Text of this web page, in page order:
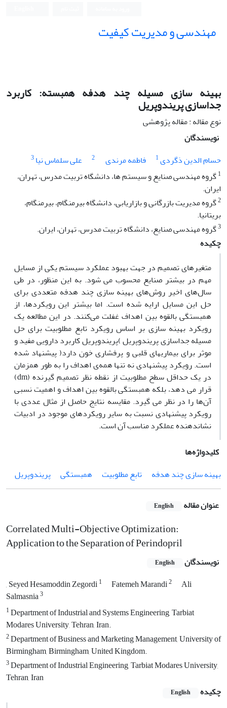
مهندسی و مدیریت کیفیت
بهینه سازی مسیله چند هدفه همبسته: کاربرد
جداسازی پریندوپریل
نوع مقاله : مقاله پژوهشی
نویسندگان
حسام الدین ذگردی1 فاطمه مرندی 2 علی سلماس نیا3
1گروه مهندسی صنایع و سیستم ها، دانشگاه تربیت مدرس، تهران،
ایران.
2گروه مدیریت بازرگانی و بازاریابی، دانشگاه بیرمنگام، بیرمنگام،
بریتانیا.
3گروه مهندسی صنایع، دانشگاه تربیت مدرس، تهران، ایران.
چکیده
متغیرهای تصمیم در جهت بهبود عملکرد سیستم یکی از مسایل
مهم در بیشتر صنایع محسوب می شود. به این منظور، در طی
سال‌های اخیر روش‌های بهینه سازی چند هدفه متعددی برای
حل این مسایل ارایه شده است. اما بیشتر این رویکردها، از
همبستگی بالقوه بین اهداف غفلت می‌کنند. در این مطالعه یک
رویکرد بهینه سازی بر اساس رویکرد تابع مطلوبیت برای حل
مسیله جداسازی پریندوپریل )پریندوپریل کاربرد دارویی مفید و
موثر برای بیماریهای قلبی و پرفشاری خون دارد( پیشنهاد شده
است. رویکرد پیشنهادی نه تنها همه‌ی اهداف را به طور همزمان
در یک حداقل سطح مطلوبیت از نقطه نظر تصمیم گیرنده (dm)
قرار می دهد، بلکه همبستگی بالقوه بین اهداف و اهمیت نسبی
آن‌ها را در نظر می گیرد. مقایسه نتایج حاصل از مثال عددی با
رویکرد پیشنهادی نسبت به سایر رویکردهای موجود در ادبیات
نشان‏دهنده عملکرد مناسب آن است.
کلیدواژه‌ها
بهینه سازی چند هدفه
تابع مطلوبیت همبستگی پریندوپریل
عنوان مقاله English
Correlated Multi-Objective Optimization:
Application to the Separation of Perindopril
نویسندگان English
, Seyed Hesamoddin Zegordi1 Fatemeh Marandi2
Ali
Salmasnia3
1Department of Industrial and Systems Engineering, Tarbiat
Modares University, Tehran, Iran.
2Department of Business and Marketing Management, University of
Birmingham, Birmingham, United Kingdom.
3Department of Industrial Engineering, Tarbiat Modares University,
Tehran, Iran
چکیده
English